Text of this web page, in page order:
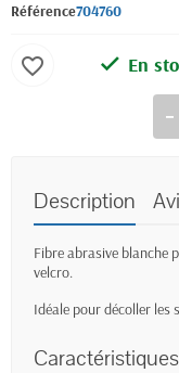
Référence704760
En
favorite_border
Description
Fibre abrasive blanche
velcro.
Idéale pour décoller les
Caractéristiques